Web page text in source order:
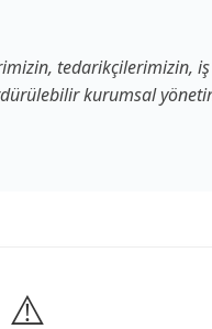
tedarikçilerimizin,
kurumsal yönetim
⚠️